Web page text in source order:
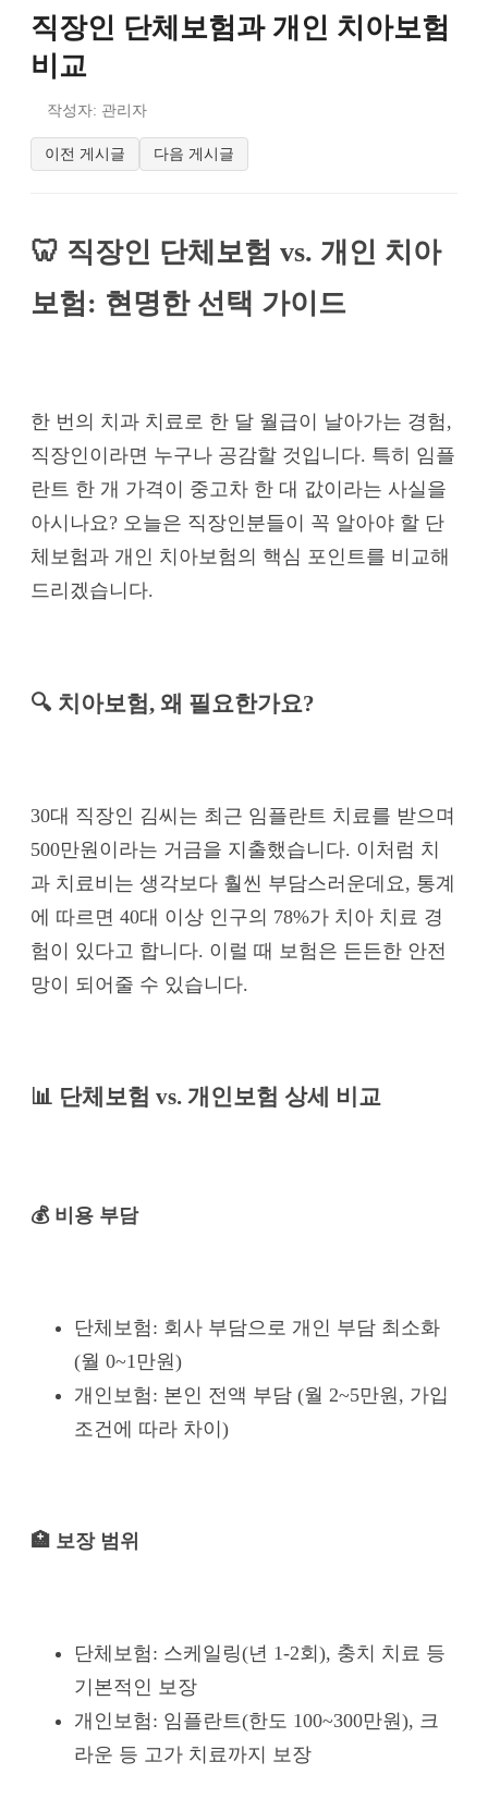
직장인 단체보험과 개인 치아보험
비교
작성자: 관리자
이전 게시글 다음 게시글
🦷 직장인 단체보험 vs. 개인 치아
보험: 현명한 선택 가이드
한 번의 치과 치료로 한 달 월급이 날아가는 경험,
직장인이라면 누구나 공감할 것입니다. 특히 임플
란트 한 개 가격이 중고차 한 대 값이라는 사실을
아시나요? 오늘은 직장인분들이 꼭 알아야 할 단
체보험과 개인 치아보험의 핵심 포인트를 비교해
드리겠습니다.
🔍 치아보험, 왜 필요한가요?
30대 직장인 김씨는 최근 임플란트 치료를 받으며
500만원이라는 거금을 지출했습니다. 이처럼 치
과 치료비는 생각보다 훨씬 부담스러운데요, 통계
에 따르면 40대 이상 인구의 78%가 치아 치료 경
험이 있다고 합니다. 이럴 때 보험은 든든한 안전
망이 되어줄 수 있습니다.
📊 단체보험 vs. 개인보험 상세 비교
💰 비용 부담
단체보험: 회사 부담으로 개인 부담 최소화
(월 0~1만원)
개인보험: 본인 전액 부담 (월 2~5만원, 가입
조건에 따라 차이)
🏥 보장 범위
단체보험: 스케일링(년 1-2회), 충치 치료 등
기본적인 보장
개인보험: 임플란트(한도 100~300만원), 크
라운 등 고가 치료까지 보장